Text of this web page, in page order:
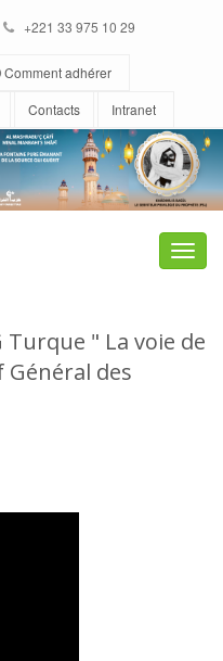
+221 33 975 10 29
Comment adhérer
Contacts Intranet
Toggle
Turque " La voie de
Général des